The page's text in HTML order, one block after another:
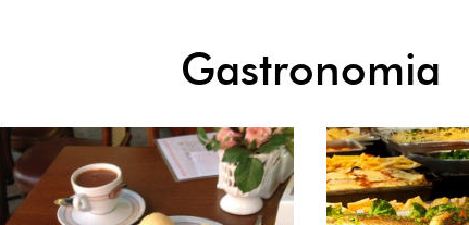
Gastronomia